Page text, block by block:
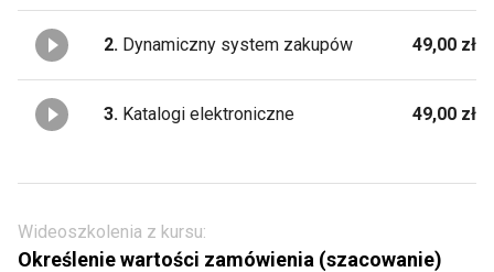
2. Dynamiczny system zakupów 49,00 zł
3. Katalogi elektroniczne 49,00 zł
Wideoszkolenia z kursu:
Określenie wartości zamówienia (szacowanie)